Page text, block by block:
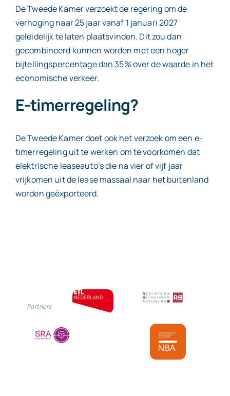
De Tweede Kamer verzoekt de regering om de
verhoging naar 25 jaar vanaf 1 januari 2027
geleidelijk te laten plaatsvinden. Dit zou dan
gecombineerd kunnen worden met een hoger
bijtellingspercentage dan 35% over de waarde in het
economische verkeer.
E-timerregeling?
De Tweede Kamer doet ook het verzoek om een e-
timerregeling uit te werken om te voorkomen dat
elektrische leaseauto’s die na vier of vijf jaar
vrijkomen uit de lease massaal naar het buitenland
worden geëxporteerd.
Partners